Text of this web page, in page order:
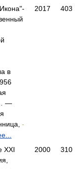
в
—
-
2017 403
XXI
2000 310